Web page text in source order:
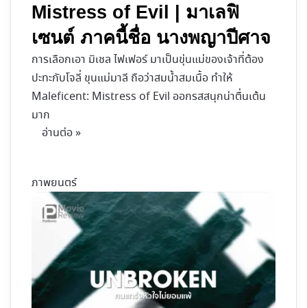
Mistress of Evil | มาเลฟิ
เซนต์ ภาคนี้ชื่อ นางพญาปีศาจ
การเลือกเอา มิเชล ไฟเฟอร์ มาเป็นขุ่นแม่ของเจ้าที่ต้อง
ปะทะกับโจลี่ ขุนแม่มาลี ถือว่าสมน้ำสมเนื้อ ทำให้
Maleficent: Mistress of Evil ออกรสสนุกน่าตื่นเต้น
มาก
อ่านต่อ »
ภาพยนตร์